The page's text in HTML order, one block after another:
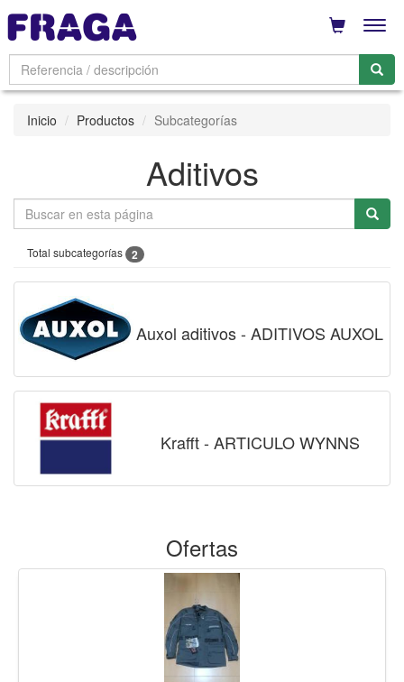
Inicio Productos Subcategorías
Aditivos
Total subcategorías 2
Auxol aditivos - ADITIVOS AUXOL
Krafft - ARTICULO WYNNS
Ofertas